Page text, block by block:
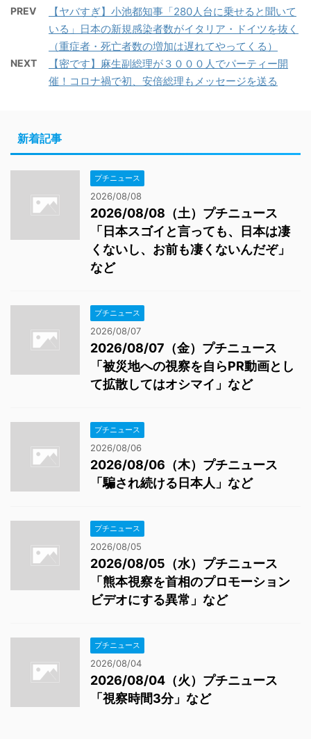
PREV
【ヤバすぎ】小池都知事「280人台に乗せると聞いて
いる」日本の新規感染者数がイタリア・ドイツを抜く
（重症者・死亡者数の増加は遅れてやってくる）
NEXT
【密です】麻生副総理が３０００人でパーティー開
催！コロナ禍で初、安倍総理もメッセージを送る
新着記事
プチニュース
2026/08/08
2026/08/08（土）プチニュース
「日本スゴイと言っても、日本は凄
くないし、お前も凄くないんだぞ」
など
プチニュース
2026/08/07
2026/08/07（金）プチニュース
「被災地への視察を自らPR動画とし
て拡散してはオシマイ」など
プチニュース
2026/08/06
2026/08/06（木）プチニュース
「騙され続ける日本人」など
プチニュース
2026/08/05
2026/08/05（水）プチニュース
「熊本視察を首相のプロモーション
ビデオにする異常」など
プチニュース
2026/08/04
2026/08/04（火）プチニュース
「視察時間3分」など